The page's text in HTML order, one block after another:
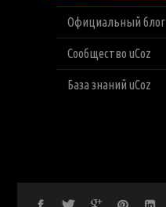
Официальный блог
Сообщество uCoz
База знаний uCoz